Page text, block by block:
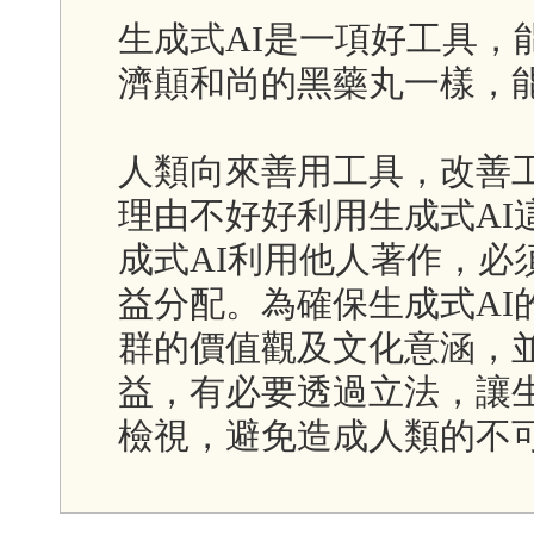
生成式AI是一項好工具，
濟顛和尚的黑藥丸一樣，
人類向來善用工具，改善
理由不好好利用生成式AI
成式AI利用他人著作，必
益分配。為確保生成式AI
群的價值觀及文化意涵，
益，有必要透過立法，讓
檢視，避免造成人類的不